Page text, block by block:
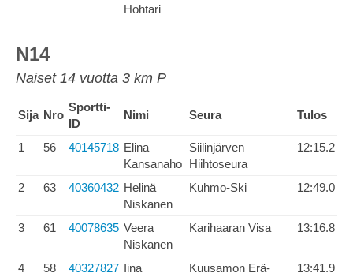
Hohtari
N14
Naiset 14 vuotta 3 km P
Sija Nro
Sportti-
ID
Nimi Seura Tulos
1 56 40145718 Elina
Kansanaho
Siilinjärven
Hiihtoseura
12:15.2
2 63 40360432 Helinä
Niskanen
Kuhmo-Ski 12:49.0
3 61 40078635 Veera
Niskanen
Karihaaran Visa 13:16.8
4 58 40327827 Iina
Kuusamon Erä-
13:41.9